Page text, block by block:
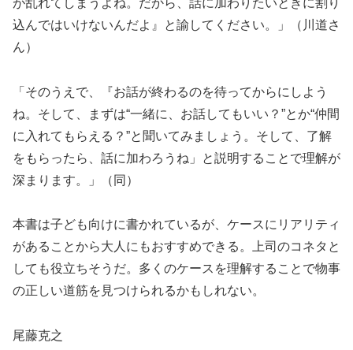
込んではいけないんだよ』と諭してください。」（川道さ
ん）
「そのうえで、『お話が終わるのを待ってからにしよう
ね。そして、まずは“一緒に、お話してもいい？”とか“仲間
に入れてもらえる？”と聞いてみましょう。そして、了解
をもらったら、話に加わろうね」と説明することで理解が
深まります。」（同）
本書は子ども向けに書かれているが、ケースにリアリティ
があることから大人にもおすすめできる。上司のコネタと
しても役立ちそうだ。多くのケースを理解することで物事
の正しい道筋を見つけられるかもしれない。
尾藤克之